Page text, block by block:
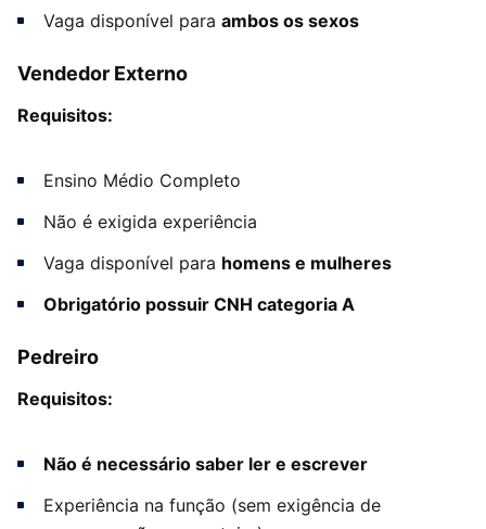
Vaga disponível para ambos os sexos
Vendedor Externo
Requisitos:
Ensino Médio Completo
Não é exigida experiência
Vaga disponível para homens e mulheres
Obrigatório possuir CNH categoria A
Pedreiro
Requisitos:
Não é necessário saber ler e escrever
Experiência na função (sem exigência de